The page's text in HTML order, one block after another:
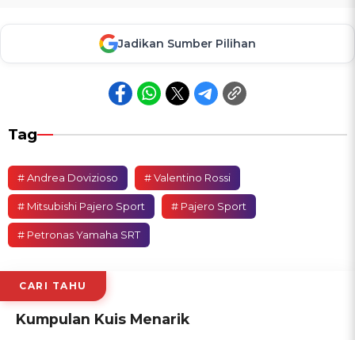
Jadikan Sumber Pilihan
Tag
# Andrea Dovizioso # Valentino Rossi
# Mitsubishi Pajero Sport # Pajero Sport
# Petronas Yamaha SRT
CARI TAHU
Kumpulan Kuis Menarik